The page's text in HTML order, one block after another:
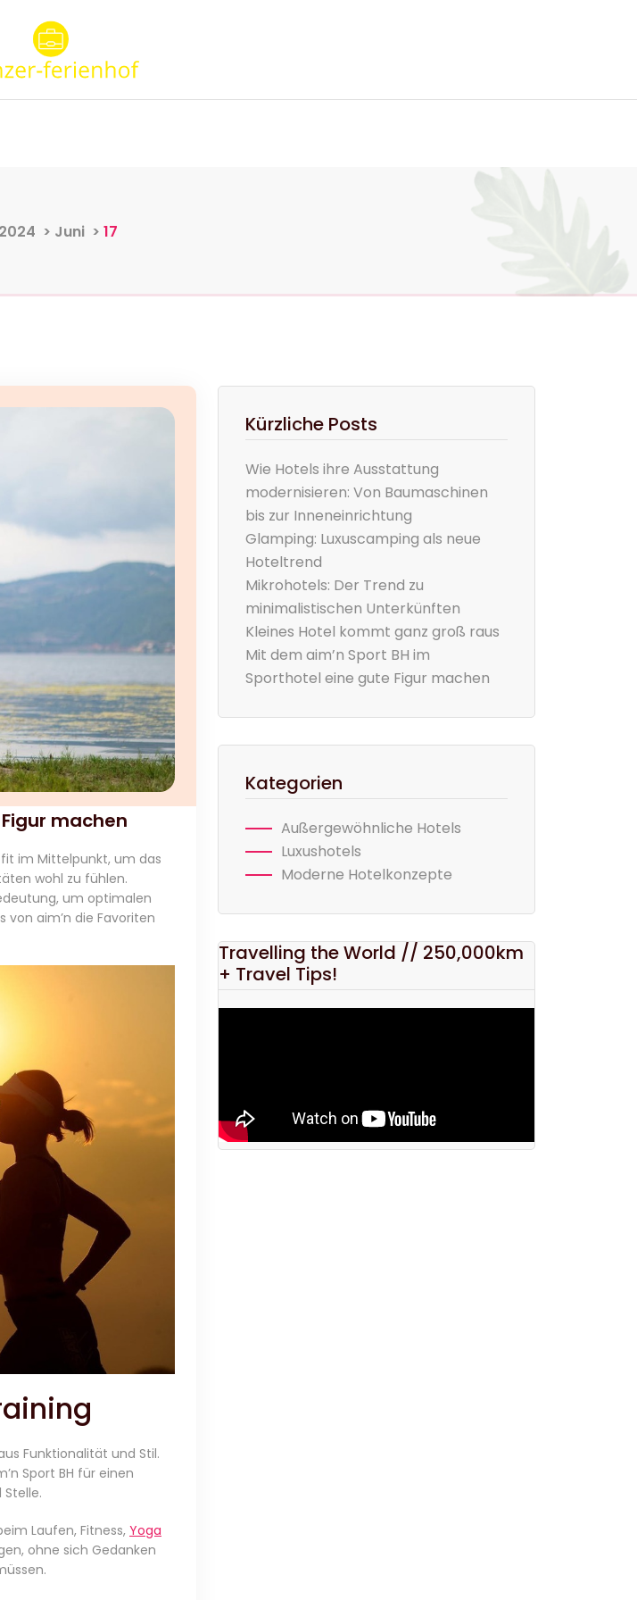
2024 > Juni > 17
machen
im Mittelpunkt, um das
wohl zu fühlen.
um optimalen
von aim’n die Favoriten
Funktionalität und Stil.
Sport BH für einen
Laufen, Fitness, Yoga
ohne sich Gedanken
Kürzliche Posts
Wie Hotels ihre Ausstattung
modernisieren: Von Baumaschinen
bis zur Inneneinrichtung
Glamping: Luxuscamping als neue
Hoteltrend
Mikrohotels: Der Trend zu
minimalistischen Unterkünften
Kleines Hotel kommt ganz groß raus
Mit dem aim’n Sport BH im
Sporthotel eine gute Figur machen
Kategorien
Außergewöhnliche Hotels
Luxushotels
Moderne Hotelkonzepte
Travelling the World // 250,000km
+ Travel Tips!